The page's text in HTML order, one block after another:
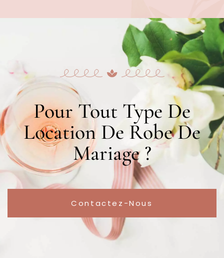
Pour Tout Type De
Location De Robe De
Mariage ?
Contactez-Nous